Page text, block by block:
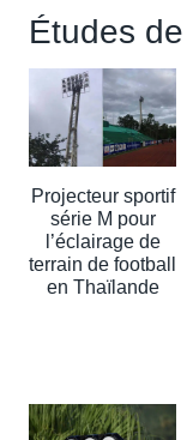
Études
Projecteur sportif
série M pour
l’éclairage de
terrain de football
en Thaïlande